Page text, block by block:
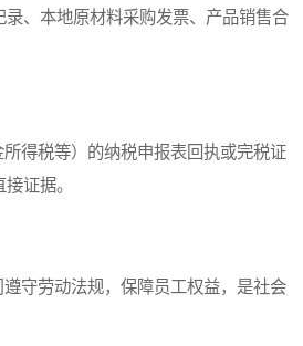
、本地原材料采购发票、产品销售合
得税等）的纳税申报表回执或完税证
证据。
守劳动法规，保障员工权益，是社会